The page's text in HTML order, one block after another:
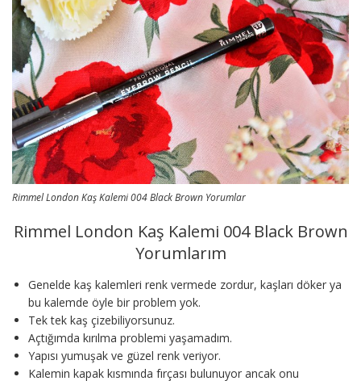
Rimmel London Kaş Kalemi 004 Black Brown Yorumlar
Rimmel London Kaş Kalemi 004 Black Brown
Yorumlarım
Genelde kaş kalemleri renk vermede zordur, kaşları döker ya
bu kalemde öyle bir problem yok.
Tek tek kaş çizebiliyorsunuz.
Açtığımda kırılma problemi yaşamadım.
Yapısı yumuşak ve güzel renk veriyor.
Kalemin kapak kısmında fırçası bulunuyor ancak onu